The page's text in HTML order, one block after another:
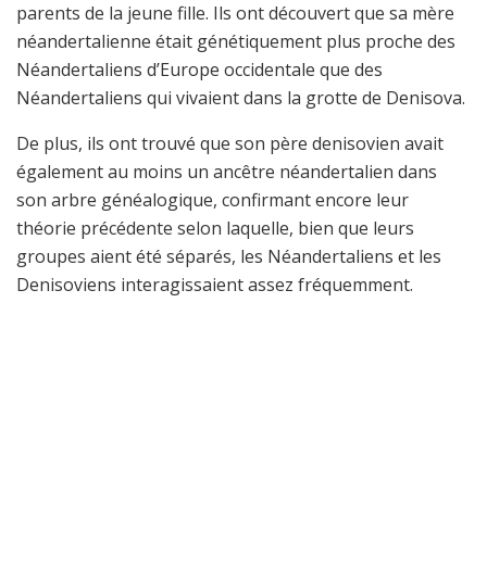
parents de la jeune fille. Ils ont découvert que sa mère
néandertalienne était génétiquement plus proche des
Néandertaliens d’Europe occidentale que des
Néandertaliens qui vivaient dans la grotte de Denisova.
De plus, ils ont trouvé que son père denisovien avait
également au moins un ancêtre néandertalien dans
son arbre généalogique, confirmant encore leur
théorie précédente selon laquelle, bien que leurs
groupes aient été séparés, les Néandertaliens et les
Denisoviens interagissaient assez fréquemment.